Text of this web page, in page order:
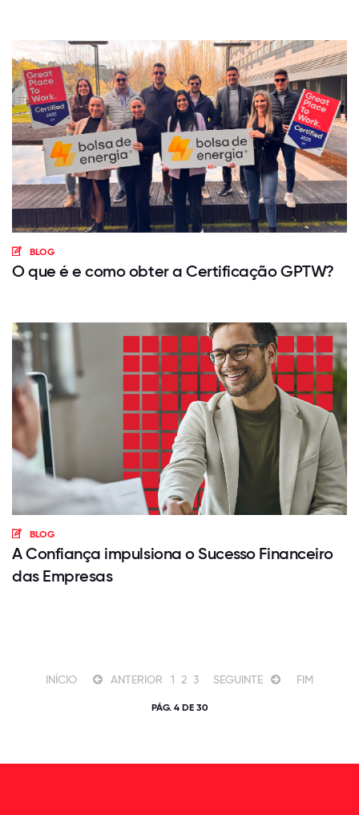
BLOG
O que é e como obter a Certificação GPTW?
BLOG
A Confiança impulsiona o Sucesso Financeiro
das Empresas
INÍCIO ANTERIOR 1 2 3 SEGUINTE FIM
PÁG. 4 DE 30